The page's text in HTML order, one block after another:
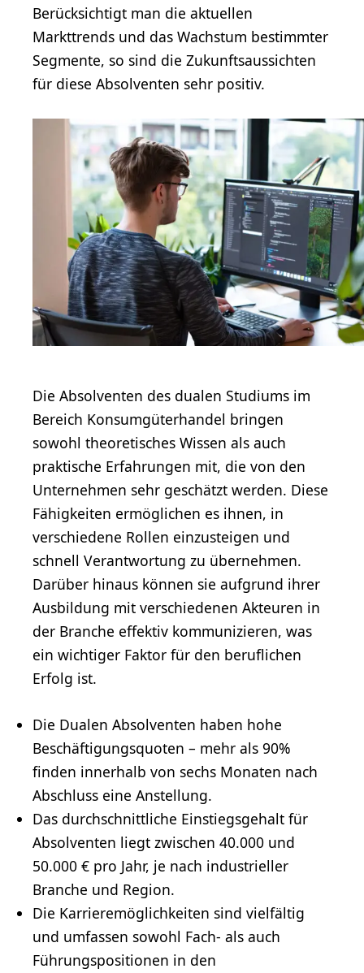
Berücksichtigt man die aktuellen
Markttrends und das Wachstum bestimmter
Segmente, so sind die Zukunftsaussichten
für diese Absolventen sehr positiv.
Die Absolventen des dualen Studiums im
Bereich Konsumgüterhandel bringen
sowohl theoretisches Wissen als auch
praktische Erfahrungen mit, die von den
Unternehmen sehr geschätzt werden. Diese
Fähigkeiten ermöglichen es ihnen, in
verschiedene Rollen einzusteigen und
schnell Verantwortung zu übernehmen.
Darüber hinaus können sie aufgrund ihrer
Ausbildung mit verschiedenen Akteuren in
der Branche effektiv kommunizieren, was
ein wichtiger Faktor für den beruflichen
Erfolg ist.
Die Dualen Absolventen haben hohe
Beschäftigungsquoten – mehr als 90%
finden innerhalb von sechs Monaten nach
Abschluss eine Anstellung.
Das durchschnittliche Einstiegsgehalt für
Absolventen liegt zwischen 40.000 und
50.000 € pro Jahr, je nach industrieller
Branche und Region.
Die Karrieremöglichkeiten sind vielfältig
und umfassen sowohl Fach- als auch
Führungspositionen in den